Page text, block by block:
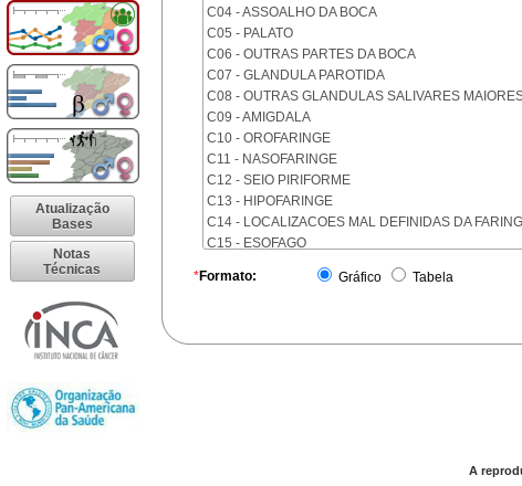
Atualização
Bases
Notas
Técnicas
C04 - ASSOALHO DA BOCA
C05 - PALATO
C06 - OUTRAS PARTES DA BOCA
C07 - GLANDULA PAROTIDA
C08 - OUTRAS GLANDULAS SALIVARES
C09 - AMIGDALA
C10 - OROFARINGE
C11 - NASOFARINGE
C12 - SEIO PIRIFORME
C13 - HIPOFARINGE
C14 - LOCALIZACOES MAL DEFINIDAS DA
C15 - ESOFAGO
C17 - INTESTINO DELGADO
C20 - RETO
C26 - LOCALIZACOES MAL DEFINIDAS NO
*Formato: Gráfico Tabela
A